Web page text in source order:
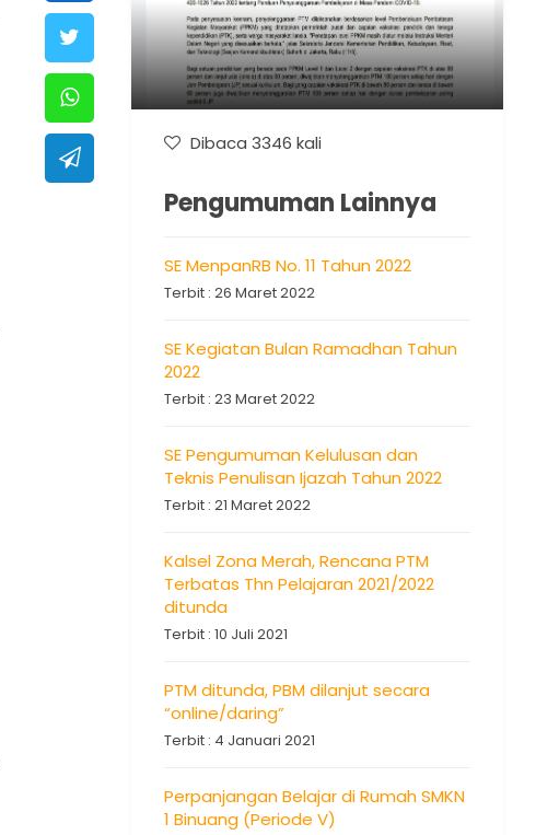
Dibaca 3346 kali
Pengumuman Lainnya
SE MenpanRB No. 11 Tahun 2022
Terbit : 26 Maret 2022
SE Kegiatan Bulan Ramadhan Tahun
2022
Terbit : 23 Maret 2022
SE Pengumuman Kelulusan dan
Teknis Penulisan Ijazah Tahun 2022
Terbit : 21 Maret 2022
Kalsel Zona Merah, Rencana PTM
Terbatas Thn Pelajaran 2021/2022
ditunda
Terbit : 10 Juli 2021
PTM ditunda, PBM dilanjut secara
“online/daring”
Terbit : 4 Januari 2021
Perpanjangan Belajar di Rumah SMKN
1 Binuang (Periode V)